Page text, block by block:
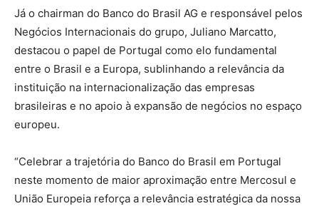
Já o chairman do Banco do Brasil AG e responsável pelos
Negócios Internacionais do grupo, Juliano Marcatto,
destacou o papel de Portugal como elo fundamental
entre o Brasil e a Europa, sublinhando a relevância da
instituição na internacionalização das empresas
brasileiras e no apoio à expansão de negócios no espaço
europeu.
“Celebrar a trajetória do Banco do Brasil em Portugal
neste momento de maior aproximação entre Mercosul e
União Europeia reforça a relevância estratégica da nossa